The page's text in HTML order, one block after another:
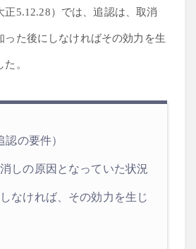
正5.12.28）では、追認は、取消
った後にしなければその効力を生
た。
認の要件）
の原因となっていた状況
なければ、その効力を生じ